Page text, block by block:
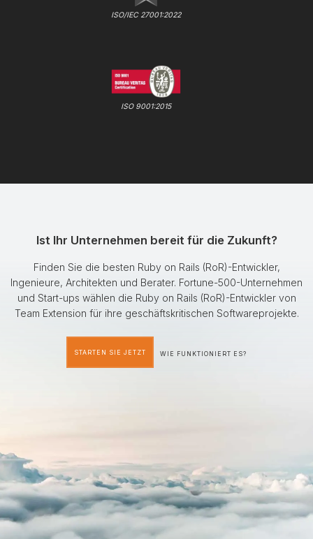
ISO/IEC 27001:2022
ISO 9001:2015
Ist Ihr Unternehmen bereit für die Zukunft?
Finden Sie die besten Ruby on Rails (RoR)-Entwickler,
Ingenieure, Architekten und Berater. Fortune-500-Unternehmen
und Start-ups wählen die Ruby on Rails (RoR)-Entwickler von
Team Extension für ihre geschäftskritischen Softwareprojekte.
STARTEN SIE JETZT WIE FUNKTIONIERT ES?